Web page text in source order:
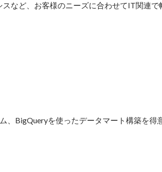
など、お客様のニーズに合わせてIT関連で
、BigQueryを使ったデータマート構築を得